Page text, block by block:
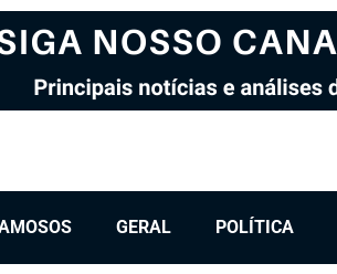
GERAL POLÍTICA